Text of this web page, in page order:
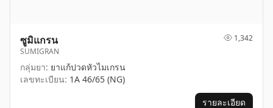
ซูมิแกรน
SUMIGRAN
1,342
กลุ่มยา: ยาแก้ปวดหัวไมเกรน
เลขทะเบียน: 1A 46/65 (NG)
รายละเอียด